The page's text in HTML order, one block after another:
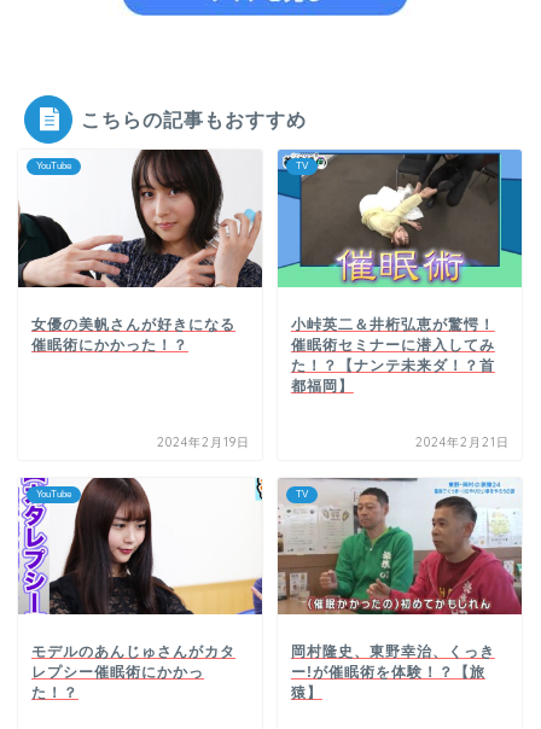
こちらの記事もおすすめ
YouTube
女優の美帆さんが好きになる
催眠術にかかった！？
2024年2月19日
TV
小峠英二＆井桁弘恵が驚愕！
催眠術セミナーに潜入してみ
た！？【ナンテ未来ダ！？首
都福岡】
2024年2月21日
YouTube
モデルのあんじゅさんがカタ
レプシー催眠術にかかっ
た！？
TV
岡村隆史、東野幸治、くっき
ー!が催眠術を体験！？【旅
猿】